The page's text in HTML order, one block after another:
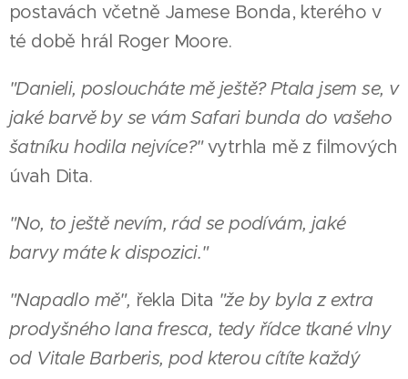
postavách včetně Jamese Bonda, kterého v
té době hrál Roger Moore.
"Danieli, posloucháte mě ještě? Ptala jsem se, v
jaké barvě by se vám Safari bunda do vašeho
šatníku hodila nejvíce?"vytrhla mě z filmových
úvah Dita.
"No, to ještě nevím, rád se podívám, jaké
barvy máte k dispozici."
"Napadlo mě", řekla Dita "že by byla z extra
prodyšného lana fresca, tedy řídce tkané vlny
od Vitale Barberis, pod kterou cítíte každý